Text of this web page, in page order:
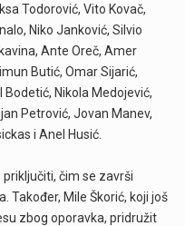
Todorović, Vito Kovač,
Niko Janković, Silvio
Ante Oreč, Amer
Butić, Omar Sijarić,
Bodetić, Nikola Medojević,
Petrović, Jovan Manev,
i Anel Husić.
čim se završi
Također, Mile Škorić, koji još
zbog oporavka, pridružit